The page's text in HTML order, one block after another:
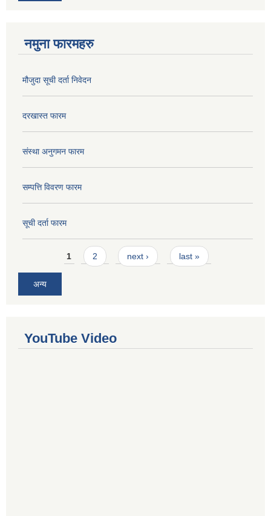
नमुना फारमहरु
मौजुदा सूची दर्ता निवेदन
दरखास्त फारम
संस्था अनुगमन फारम
सम्पत्ति विवरण फारम
सूची दर्ता फारम
Pages1 2 next › last »
अन्य
YouTube Video